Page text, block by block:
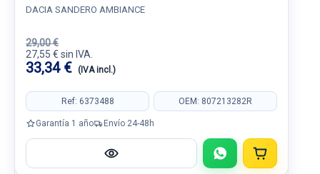
DACIA SANDERO AMBIANCE
29,00 €
27,55 € sin IVA.
33,34 € (IVA incl.)
Ref: 6373488 OEM: 807213282R
Garantía 1 año Envío 24-48h